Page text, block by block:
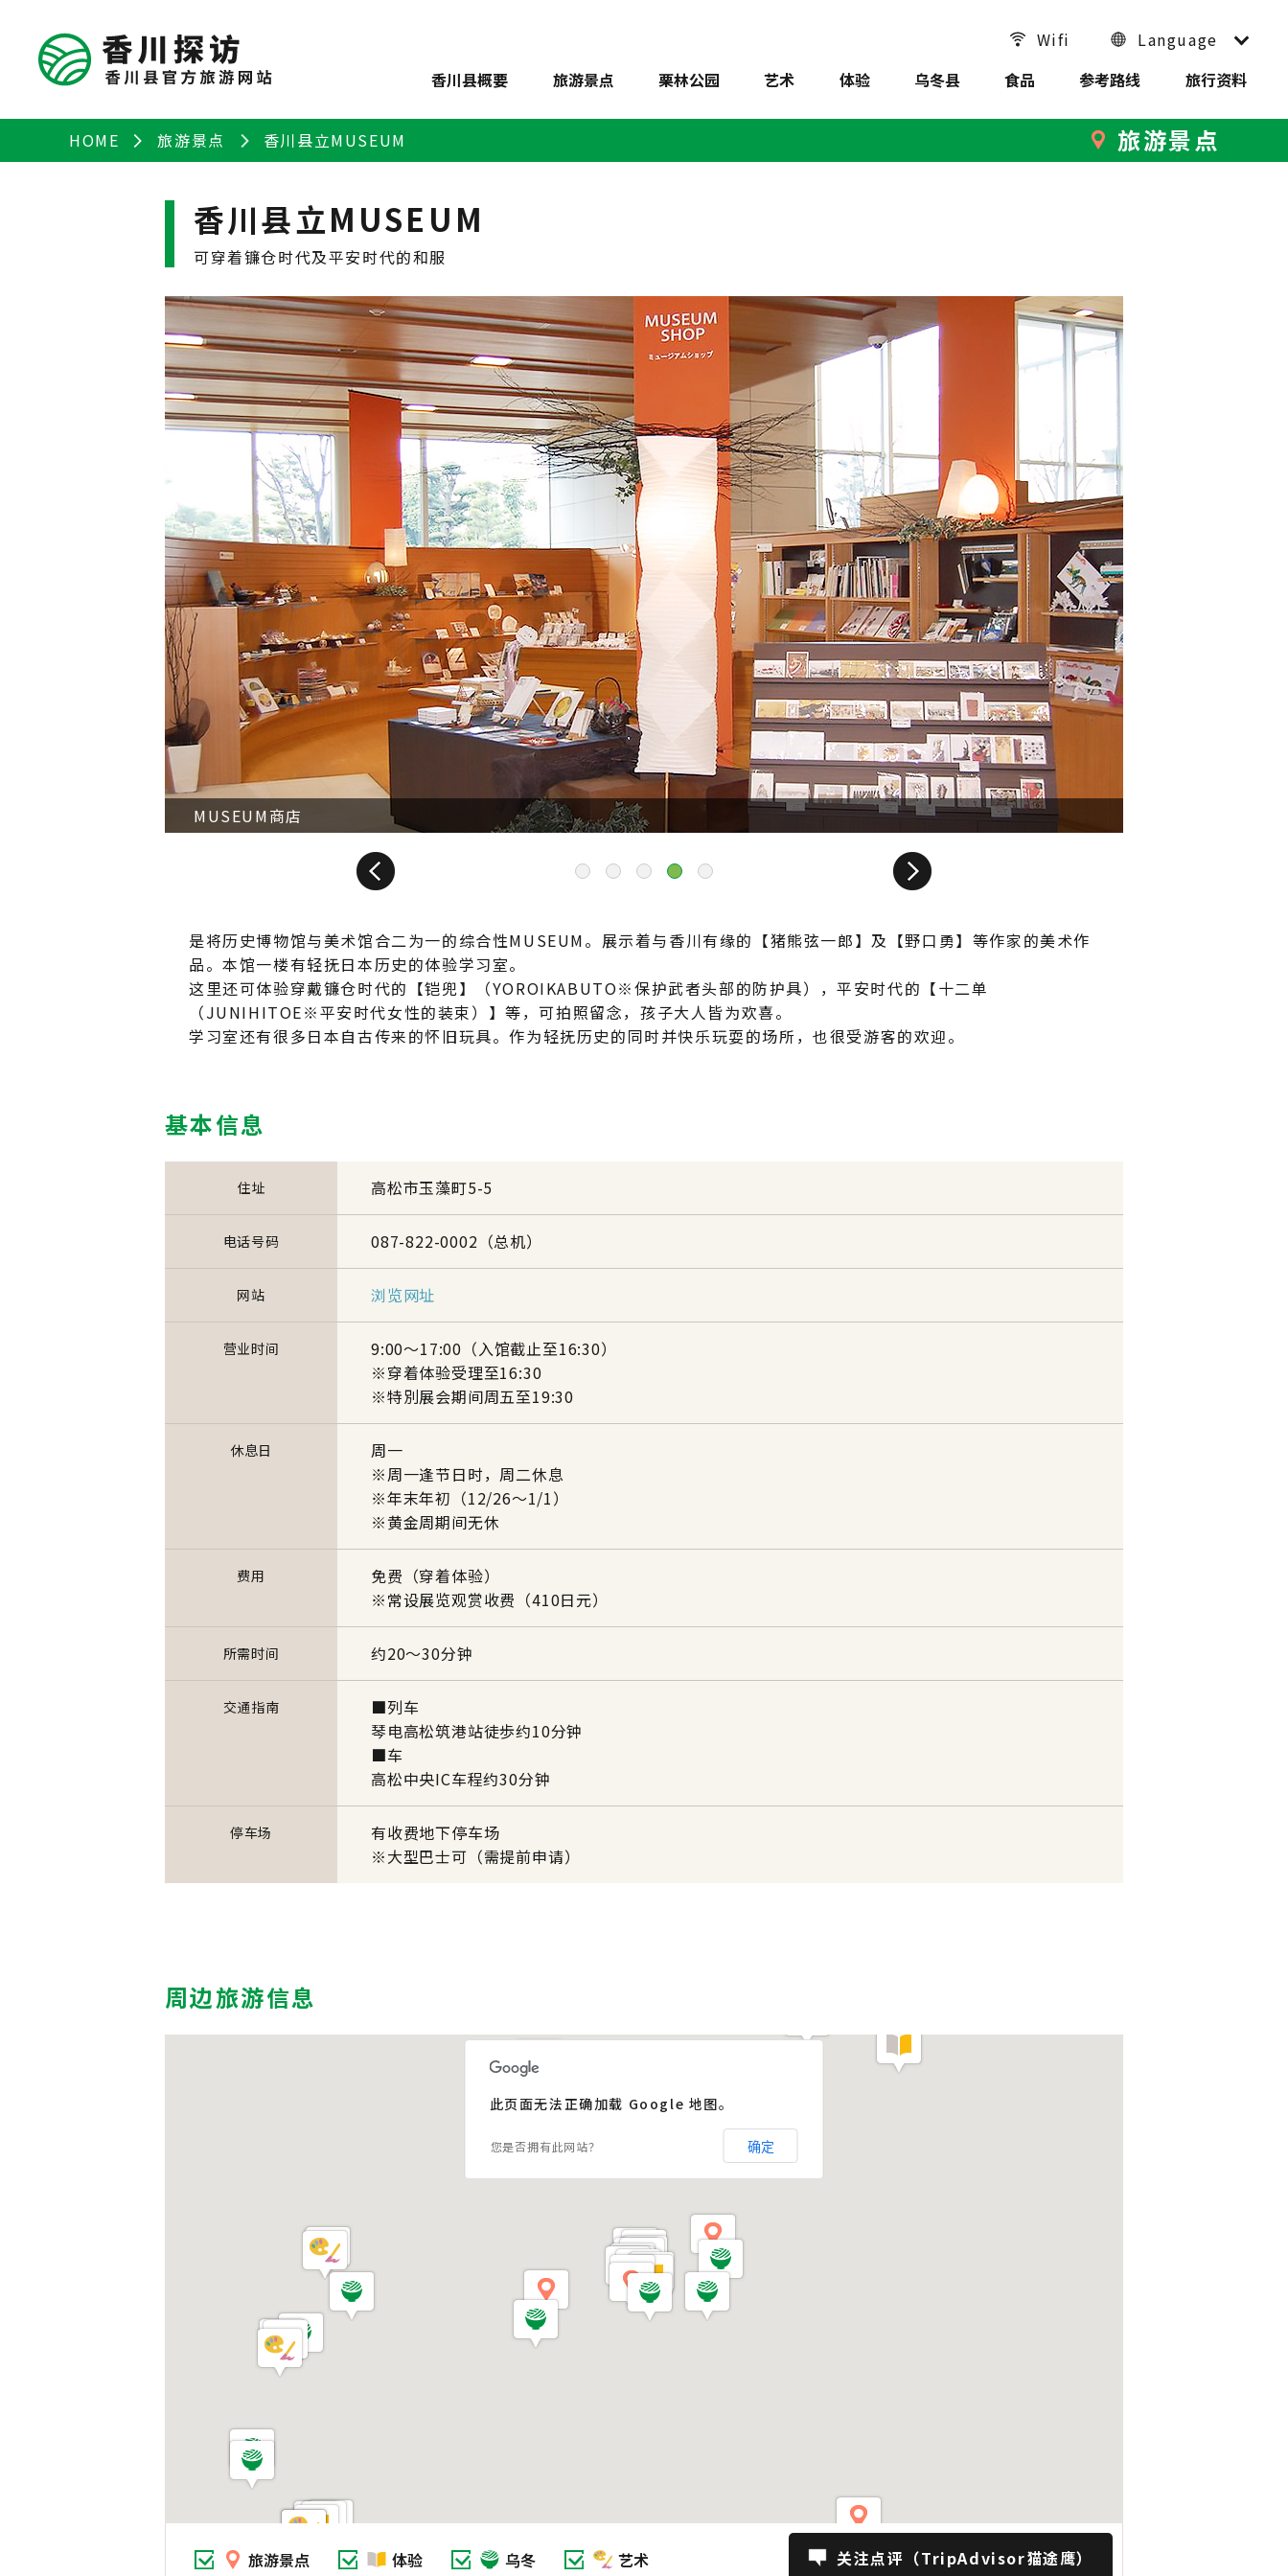
Wifi
Language
香川县概要
旅游景点 栗林公园 艺术 体验 乌冬县 食品 参考路线 旅行资料
旅游景点
HOME 旅游景点 香川县立MUSEUM
香川县立MUSEUM
可穿着镰仓时代及平安时代的和服
MUSEUM商店
是将历史博物馆与美术馆合二为一的综合性MUSEUM。展示着与香川有缘的【猪熊弦一郎】及【野口勇】等作家的美术作
品。本馆一楼有轻抚日本历史的体验学习室。
这里还可体验穿戴镰仓时代的【铠兜】（YOROIKABUTO※保护武者头部的防护具），平安时代的【十二单
（JUNIHITOE※平安时代女性的装束）】等，可拍照留念，孩子大人皆为欢喜。
学习室还有很多日本自古传来的怀旧玩具。作为轻抚历史的同时并快乐玩耍的场所，也很受游客的欢迎。
基本信息
住址 高松市玉藻町5-5
电话号码 087-822-0002（总机）
网站 浏览网址
营业时间
9:00～17:00（入馆截止至16:30）
※穿着体验受理至16:30
※特別展会期间周五至19:30
休息日
周一
※周一逢节日时，周二休息
※年末年初（12/26～1/1）
※黄金周期间无休
费用
免费（穿着体验）
※常设展览观赏收费（410日元）
所需时间 约20～30分钟
交通指南
■列车
琴电高松筑港站徒歩约10分钟
■车
高松中央IC车程约30分钟
停车场
有收费地下停车场
※大型巴士可（需提前申请）
周边旅游信息
此页面无法正确加载 Google 地图。
您是否拥有此网站？ 确定
旅游景点 体验 乌冬 艺术 关注点评（TripAdvisor猫途鹰）